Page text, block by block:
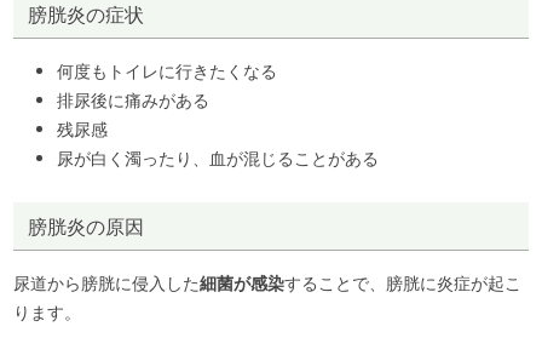
膀胱炎の症状
何度もトイレに行きたくなる
排尿後に痛みがある
残尿感
尿が白く濁ったり、血が混じることがある
膀胱炎の原因
尿道から膀胱に侵入した細菌が感染することで、膀胱に炎症が起こ
ります。